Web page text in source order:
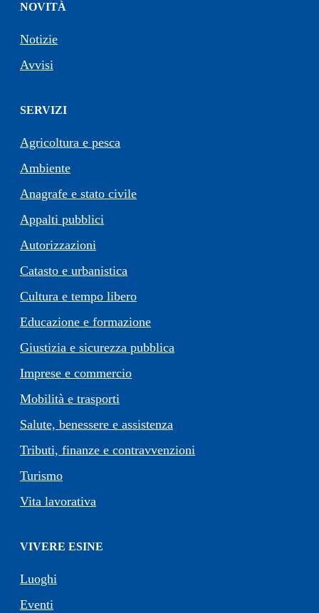
NOVITÀ
Notizie
Avvisi
SERVIZI
Agricoltura e pesca
Ambiente
Anagrafe e stato civile
Appalti pubblici
Autorizzazioni
Catasto e urbanistica
Cultura e tempo libero
Educazione e formazione
Giustizia e sicurezza pubblica
Imprese e commercio
Mobilità e trasporti
Salute, benessere e assistenza
Tributi, finanze e contravvenzioni
Turismo
Vita lavorativa
VIVERE ESINE
Luoghi
Eventi